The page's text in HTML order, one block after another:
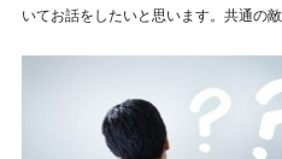
いてお話をしたいと思います。共通の